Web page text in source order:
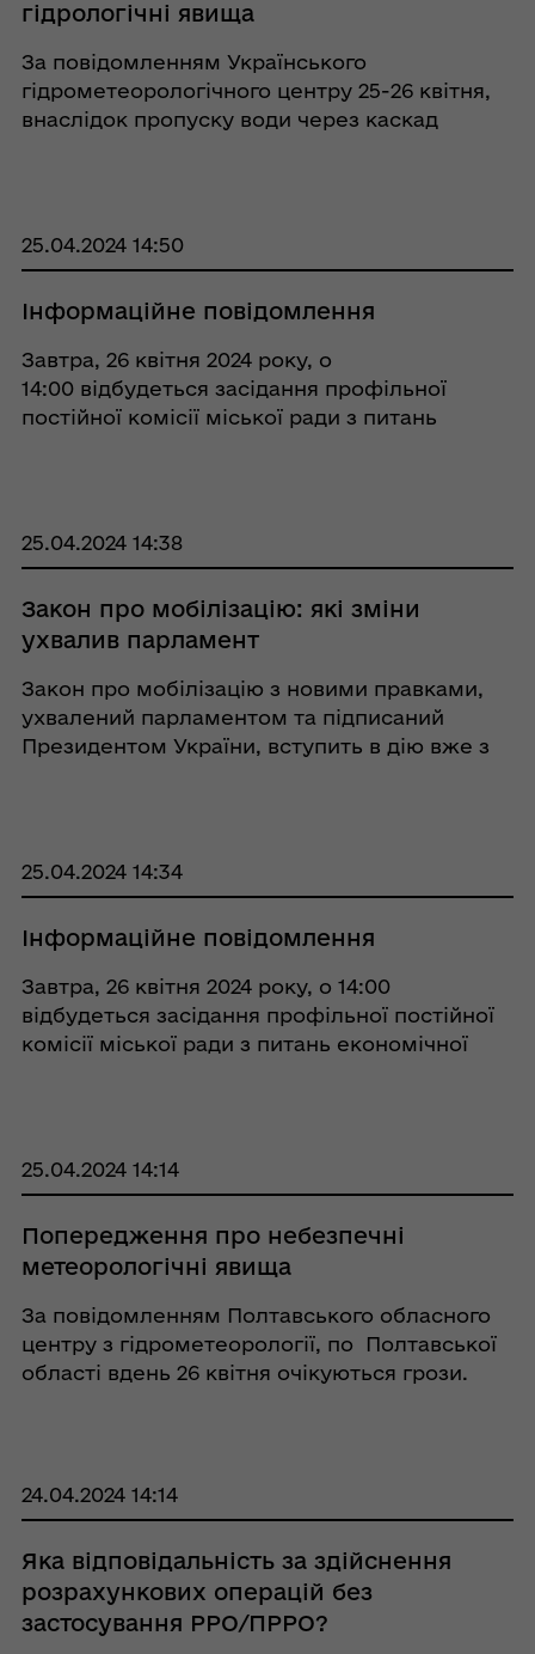
гідрологічні явища
За повідомленням Українського
гідрометеорологічного центру 25-26 квітня,
внаслідок пропуску води через каскад
підвищення з по ...
25.04.2024 14:50
Інформаційне повідомлення
Завтра, 26 квітня 2024 року, о
14:00 відбудеться засідання профільної
постійної комісії міської ради з питань
25.04.2024 14:38
Закон про мобілізацію: які зміни
ухвалив парламент
Закон про мобілізацію з новими правками,
ухвалений парламентом та підписаний
Президентом України, вступить в дію вже з
25.04.2024 14:34
Інформаційне повідомлення
Завтра, 26 квітня 2024 року, о 14:00
відбудеться засідання профільної постійної
комісії міської ради з питань економічної
25.04.2024 14:14
Попередження про небезпечні
метеорологічні явища
За повідомленням Полтавського обласного
центру з гідрометеорології, по Полтавської
області вдень 26 квітня очікуються грози.
24.04.2024 14:14
Яка відповідальність за здійснення
розрахункових операцій без
застосування РРО/ПРРО?